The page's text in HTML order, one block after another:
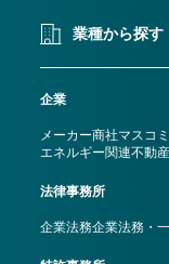
業種から探す
企業
メーカー商社マスコ
エネルギー関連不動
法律事務所
企業法務企業法務・